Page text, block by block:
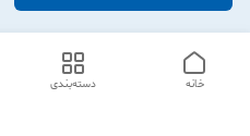
دسته‌بندی خانه